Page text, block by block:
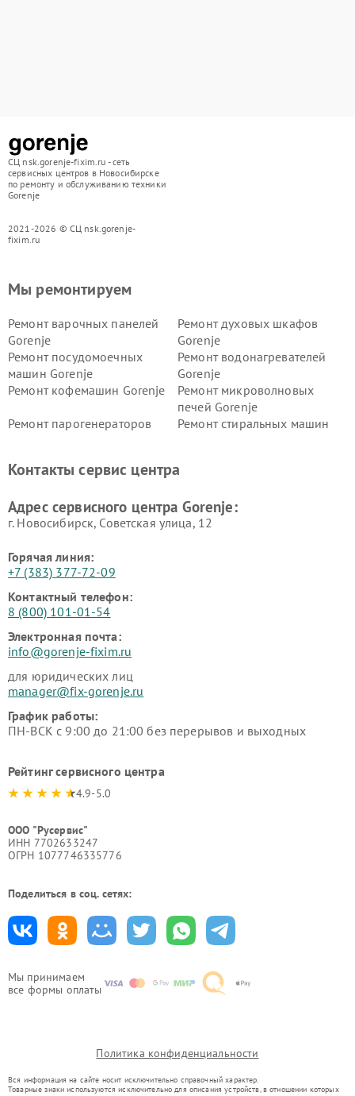
СЦ nsk.gorenje-fixim.ru - сеть
сервисных центров в Новосибирске
по ремонту и обслуживанию техники
Gorenje
2021-2026 © СЦ nsk.gorenje-
fixim.ru
Мы принимаем
все формы оплаты
Мы ремонтируем
Ремонт варочных панелей
Gorenje
Ремонт духовых шкафов
Gorenje
Ремонт посудомоечных
машин Gorenje
Ремонт водонагревателей
Gorenje
Ремонт кофемашин Gorenje
Ремонт микроволновых
печей Gorenje
Ремонт парогенераторов
Ремонт стиральных машин
Контакты сервис центра
Адрес сервисного центра Gorenje:
г. Новосибирск, Советская улица, 12
Горячая линия:
+7 (383) 377-72-09
Контактный телефон:
8 (800) 101-01-54
Электронная почта:
info@gorenje-fixim.ru
для юридических лиц
manager@fix-gorenje.ru
График работы:
ПН-ВСК с 9:00 до 21:00 без перерывов и выходных
Рейтинг сервисного центра
4.9-5.0
ООО "Русервис"
ИНН 7702633247
ОГРН 1077746335776
Поделиться в соц. сетях:
Политика конфиденциальности
Вся информация на сайте носит исключительно справочный характер.
Товарные знаки используются исключительно для описания устройств, в отношении которых